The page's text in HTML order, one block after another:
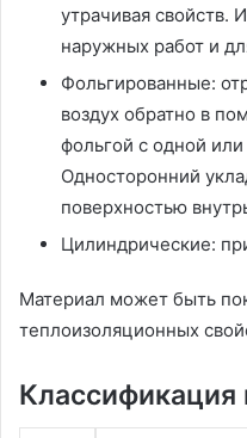
утрачивая свойств.
наружных работ и
Фольгированные:
воздух обратно в
фольгой с одной или
Односторонний
поверхностью
Цилиндрические:
Материал может быть
теплоизоляционных
Классификация